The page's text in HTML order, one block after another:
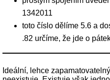
1342011
toto číslo dělíme 5.6 a
.82 určíme, že jde o
Ideální, lehce